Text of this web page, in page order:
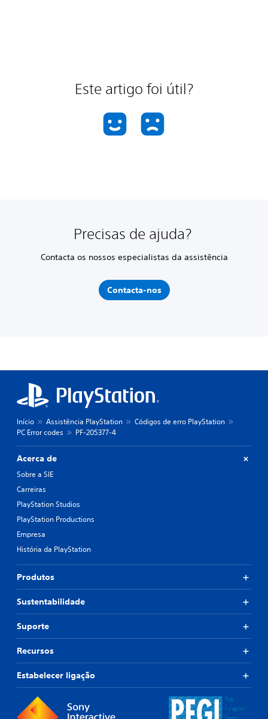
Este artigo foi útil?
Precisas de ajuda?
Contacta os nossos especialistas da assistência
Contacta-nos
Início Assistência PlayStation
Códigos de erro PlayStation
PC Error codes
PF-205377-4
Acerca de
Sobre a SIE
Carreiras
PlayStation Studios
PlayStation Productions
Empresa
História da PlayStation
Produtos
Sustentabilidade
Suporte
Recursos
Estabelecer ligação